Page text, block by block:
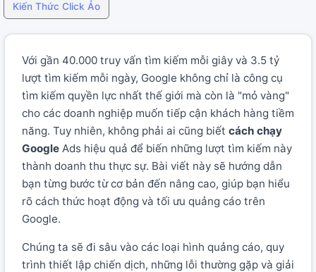
Kiến Thức Click Ảo
Với gần 40.000 truy vấn tìm kiếm mỗi giây và 3.5 tỷ
lượt tìm kiếm mỗi ngày, Google không chỉ là công cụ
tìm kiếm quyền lực nhất thế giới mà còn là "mỏ vàng"
cho các doanh nghiệp muốn tiếp cận khách hàng tiềm
năng. Tuy nhiên, không phải ai cũng biết cách chạy
Google Ads hiệu quả để biến những lượt tìm kiếm này
thành doanh thu thực sự. Bài viết này sẽ hướng dẫn
bạn từng bước từ cơ bản đến nâng cao, giúp bạn hiểu
rõ cách thức hoạt động và tối ưu quảng cáo trên
Google.
Chúng ta sẽ đi sâu vào các loại hình quảng cáo, quy
trình thiết lập chiến dịch, những lỗi thường gặp và giải